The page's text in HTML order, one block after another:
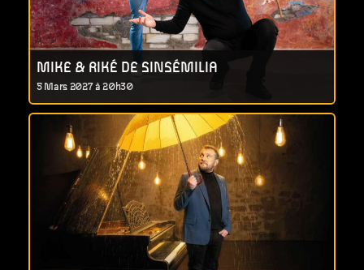
MIKE & RIKÉ DE SINSÉMILIA
5 Mars 2027 à 20h30